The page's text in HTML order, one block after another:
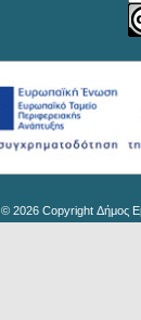
© 2026 Copyright Δήμος